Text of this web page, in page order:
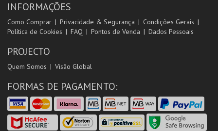
INFORMAÇÕES
Como Comprar Privacidade & Segurança
Condições Gerais
Política de Cookies
FAQ Pontos de Venda Dados Pessoais
PROJECTO
Quem Somos Visão Global
FORMAS DE PAGAMENTO: